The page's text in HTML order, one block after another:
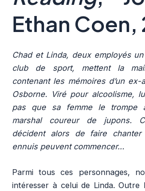
Ethan
Chad et Linda, deux employés
club de sport, mettent la
contenant les mémoires d’un ex-
Osborne. Viré pour alcoolisme,
pas que sa femme le trompe
marshal coureur de jupons.
décident alors de faire
ennuis peuvent commencer…
Parmi tous ces personnages,
intéresser à celui de Linda. Outre